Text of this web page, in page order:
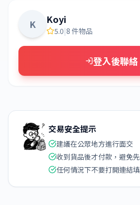
K Koyi
5.0|8 件物品
登入後聯絡
交易安全提示
建議在公眾地方進行面交
收到貨品後才付款，避免
任何情況下不要打開連結